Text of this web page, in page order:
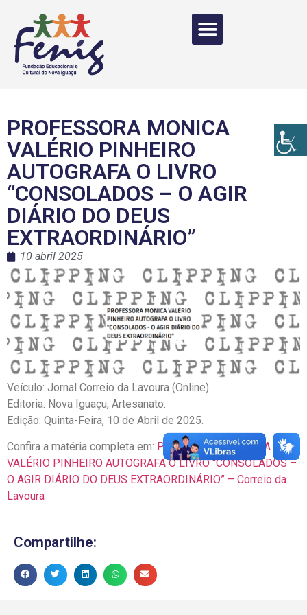
PROFESSORA MONICA
VALÉRIO PINHEIRO
AUTOGRAFA O LIVRO
“CONSOLADOS – O AGIR
DIÁRIO DO DEUS
EXTRAORDINÁRIO”
10 abril 2025
Veículo: Jornal Correio da Lavoura (Online).
Editoria: Nova Iguaçu, Artesanato.
Edição: Quinta-Feira, 10 de Abril de 2025.
Confira a matéria completa em: PROFESSORA MONICA
VALÉRIO PINHEIRO AUTOGRAFA O LIVRO “CONSOLADOS –
O AGIR DIÁRIO DO DEUS EXTRAORDINÁRIO” – Correio da
Lavoura
Compartilhe: